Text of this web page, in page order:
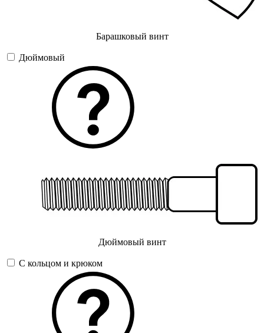
Барашковый винт
Дюймовый
Дюймовый винт
С кольцом и крюком